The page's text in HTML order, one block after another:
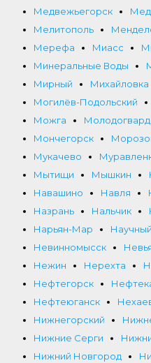
Медвежьегорск
Мелитополь
Мерефа
Миасс
Минеральные Воды
Мирный
Михайловка
Могилёв-Подольский
Можга
Мончегорск
Мукачево
Мытищи
Мышкин
Навашино
Навля
Назрань
Нальчик
Нарьян-Мар
Научный
Невинномысск
Нежин
Нерехта
Нефтегорск
Нефтеюганск
Нижнегорский
Нижние Серги
Нижний Новгород